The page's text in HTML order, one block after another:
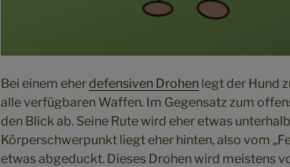
Bei einem eherdefensiven Drohen legt der Hund
alle verfügbaren Waffen. Im Gegensatz zum
den Blick ab. Seine Rute wird eher etwas
Körperschwerpunkt liegt eher hinten, also vom
etwas abgeduckt. Dieses Drohen wird meistens